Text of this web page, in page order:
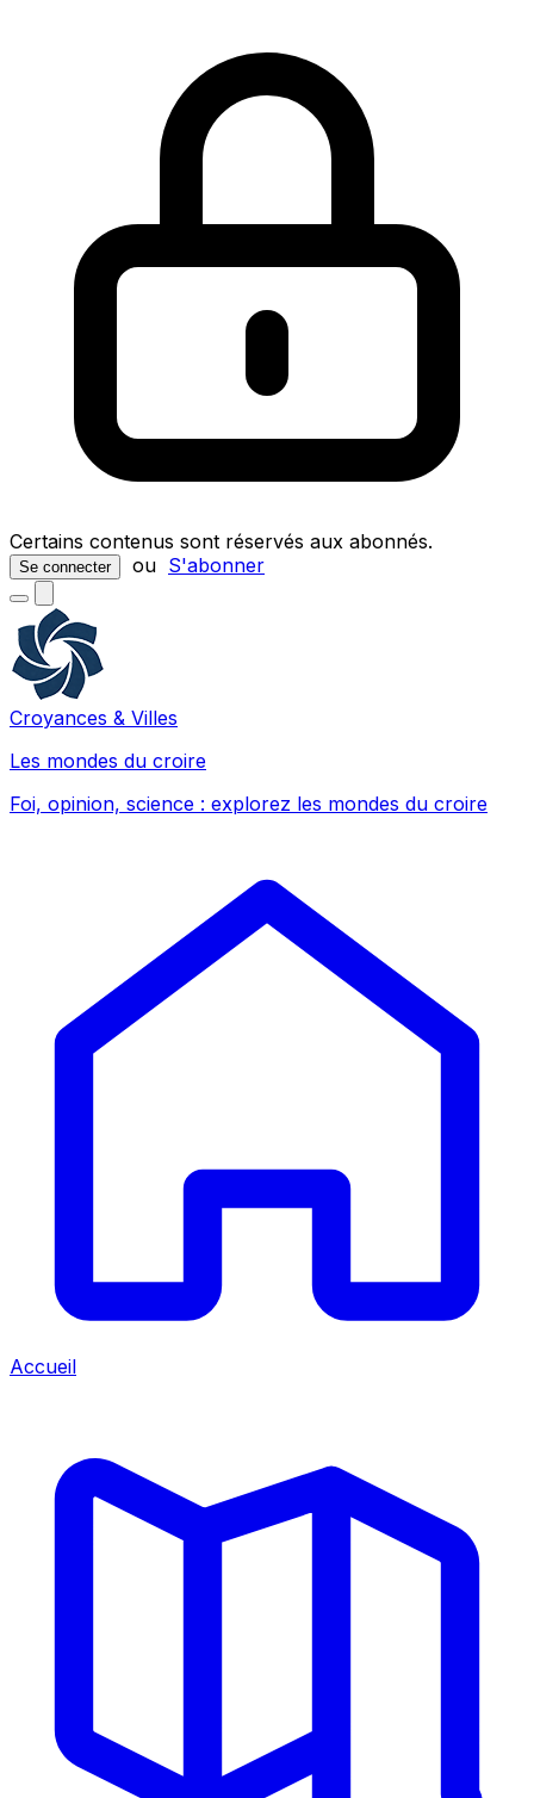
Certains contenus sont réservés aux abonnés.
Se connecter ou S'abonner
Croyances & Villes
Les mondes du croire
Foi, opinion, science : explorez les mondes du croire
Accueil